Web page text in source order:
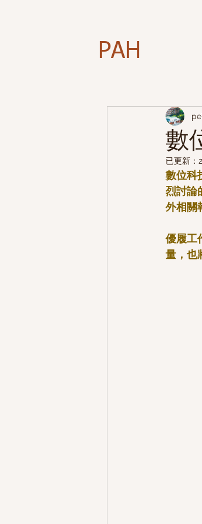
PAH
數
已更新：
數位科
烈討論
外相關
優履工
量，也